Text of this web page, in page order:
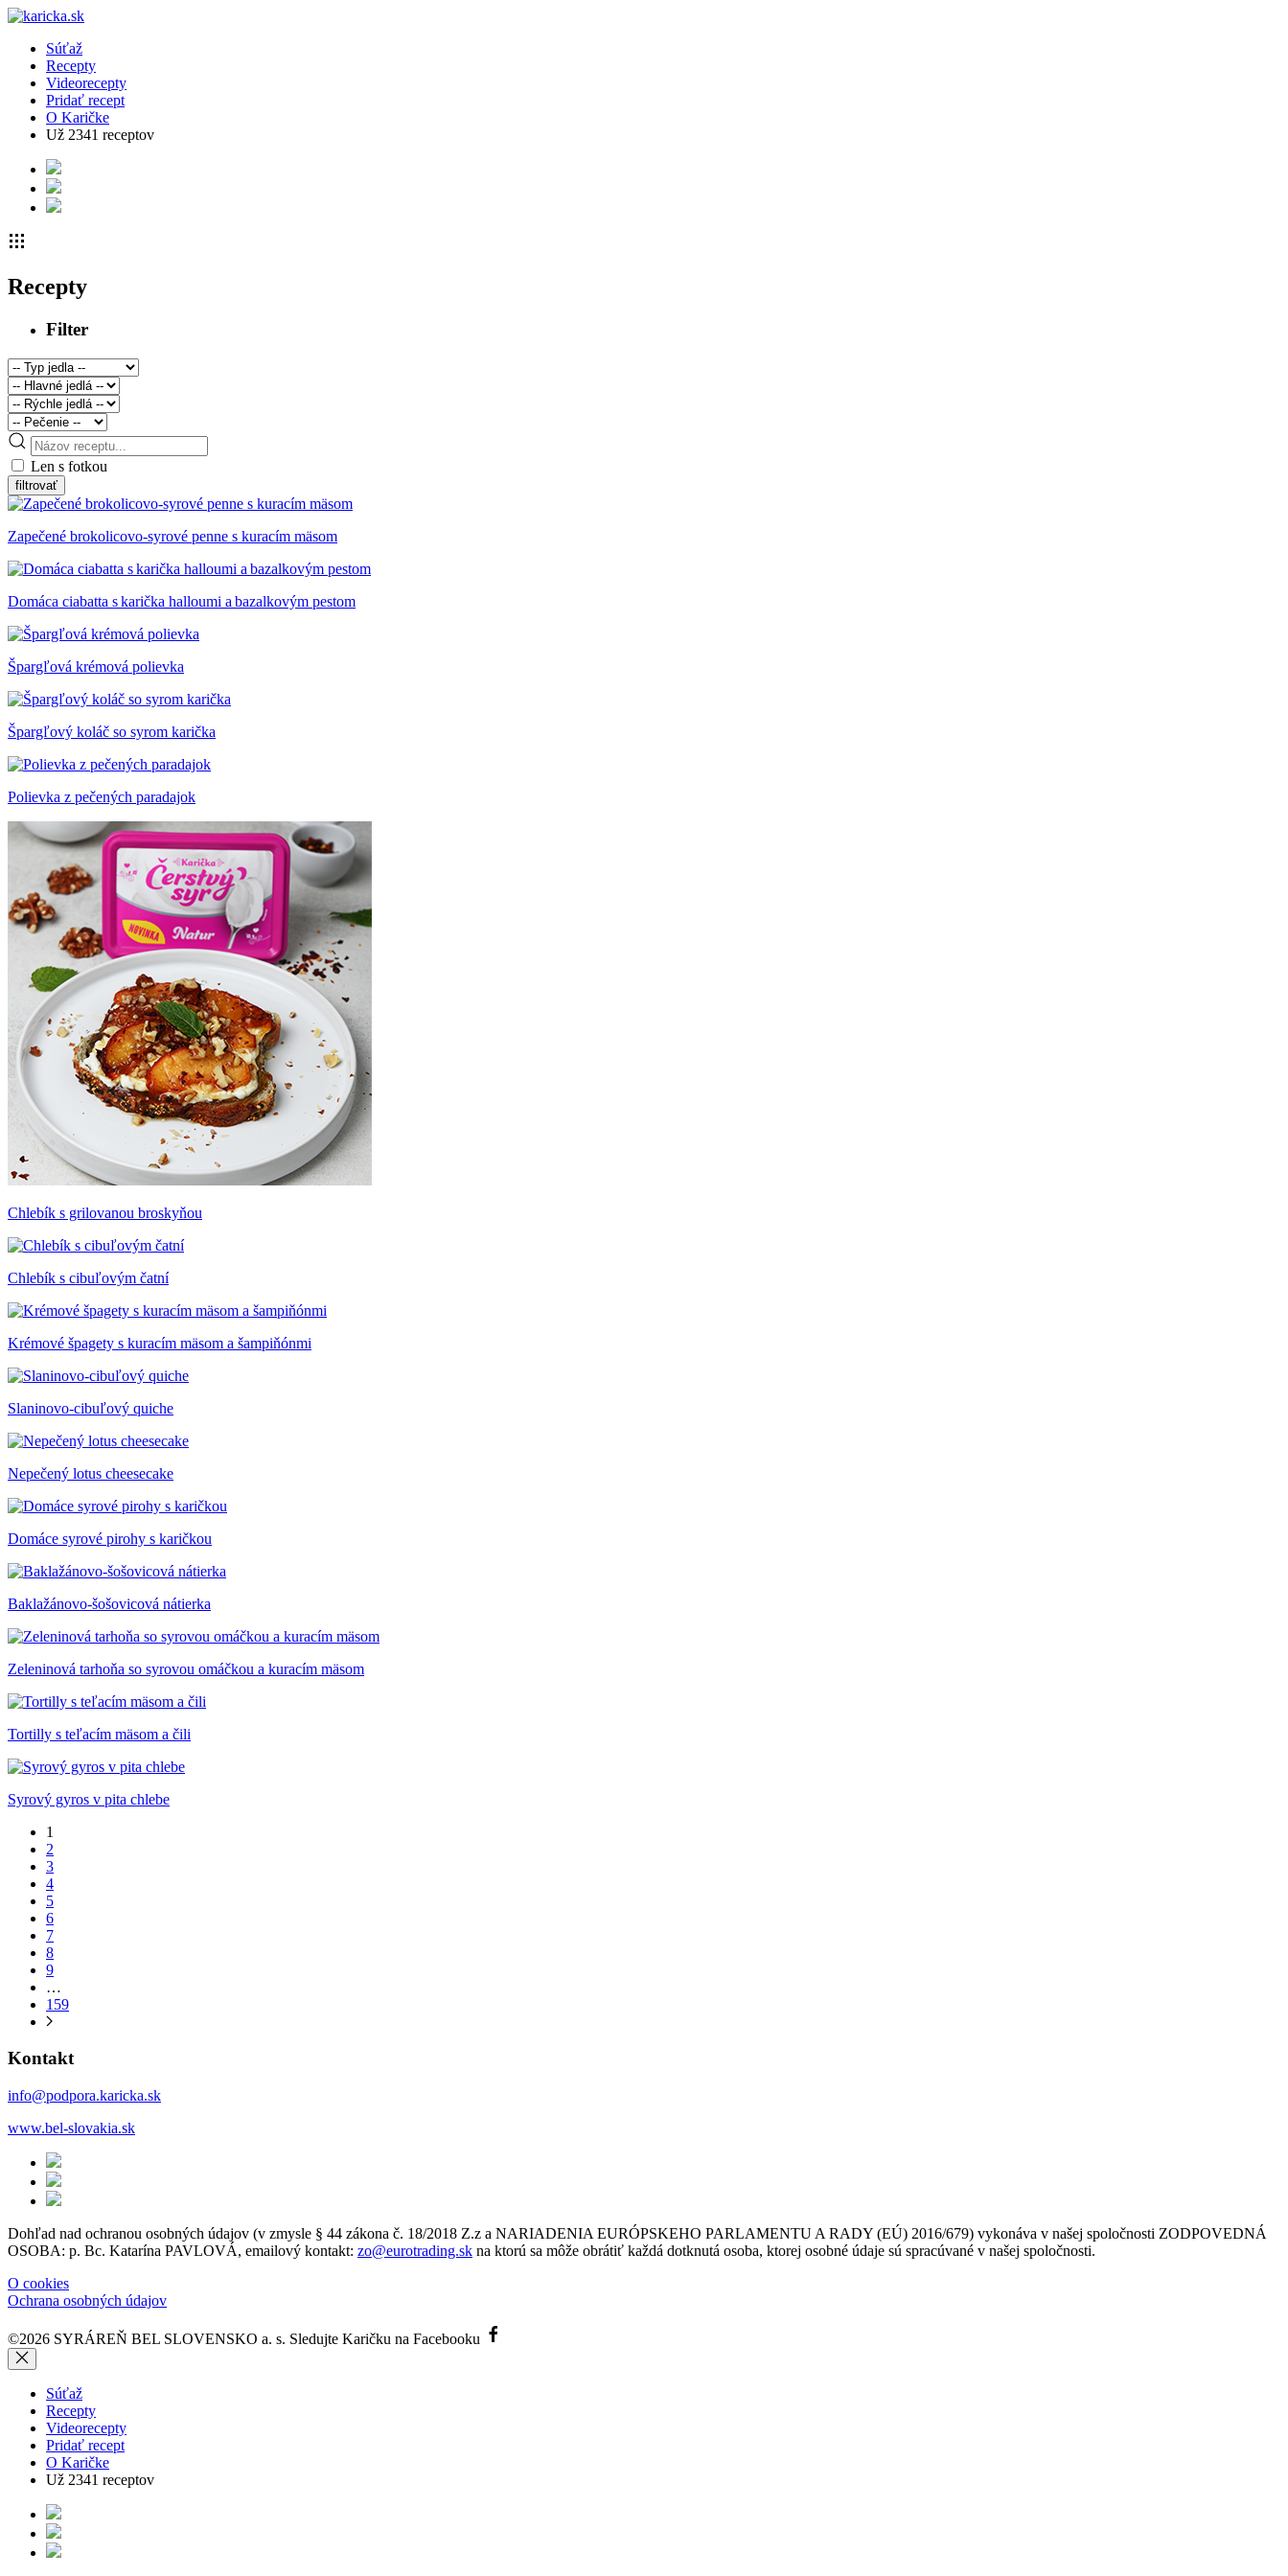
Súťaž
Recepty
Videorecepty
Pridať recept
O Karičke
Už 2341 receptov
Recepty
Filter
Len s fotkou
Zapečené brokolicovo-syrové penne s kuracím mäsom
Domáca ciabatta s karička halloumi a bazalkovým pestom
Špargľová krémová polievka
Špargľový koláč so syrom karička
Polievka z pečených paradajok
Chlebík s grilovanou broskyňou
Chlebík s cibuľovým čatní
Krémové špagety s kuracím mäsom a šampiňónmi
Slaninovo-cibuľový quiche
Nepečený lotus cheesecake
Domáce syrové pirohy s karičkou
Baklažánovo-šošovicová nátierka
Zeleninová tarhoňa so syrovou omáčkou a kuracím mäsom
Tortilly s teľacím mäsom a čili
Syrový gyros v pita chlebe
1
2
3
4
5
6
7
8
9
…
159
Kontakt
info@podpora.karicka.sk
www.bel-slovakia.sk
Dohľad nad ochranou osobných údajov (v zmysle § 44 zákona č. 18/2018 Z.z a NARIADENIA EURÓPSKEHO PARLAMENTU A RADY (EÚ) 2016/679) vykonáva v našej spoločnosti ZODPOVEDNÁ
OSOBA: p. Bc. Katarína PAVLOVÁ, emailový kontakt: zo@eurotrading.sk na ktorú sa môže obrátiť každá dotknutá osoba, ktorej osobné údaje sú spracúvané v našej spoločnosti.
O cookies
Ochrana osobných údajov
©2026 SYRÁREŇ BEL SLOVENSKO a. s. Sledujte Karičku na Facebooku
Súťaž
Recepty
Videorecepty
Pridať recept
O Karičke
Už 2341 receptov